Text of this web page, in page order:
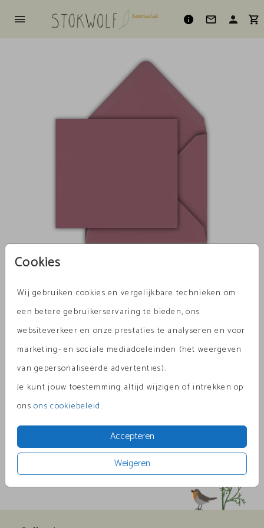
Cookies
Wij gebruiken cookies en vergelijkbare technieken om
een betere gebruikerservaring te bieden, ons
websiteverkeer en onze prestaties te analyseren en voor
marketing- en sociale mediadoeleinden (het weergeven
van gepersonaliseerde advertenties).
Je kunt jouw toestemming altijd wijzigen of intrekken op
onsons cookiebeleid.
Accepteren
Weigeren
Berry 12,5 x 14
Aantal x 1 Prijs:€ 0,45
Omschrijving
berry 12,5 x 14
per 1